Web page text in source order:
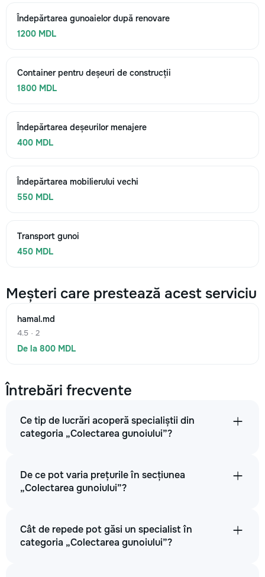
Îndepărtarea gunoaielor după renovare
1200 MDL
Container pentru deșeuri de construcții
1800 MDL
Îndepărtarea deșeurilor menajere
400 MDL
Îndepărtarea mobilierului vechi
550 MDL
Transport gunoi
450 MDL
Meșteri care prestează acest serviciu
hamal.md
4.5 · 2
De la 800 MDL
Întrebări frecvente
Ce tip de lucrări acoperă specialiștii din
categoria „Colectarea gunoiului”?
De ce pot varia prețurile în secțiunea
„Colectarea gunoiului”?
Cât de repede pot găsi un specialist în
categoria „Colectarea gunoiului”?